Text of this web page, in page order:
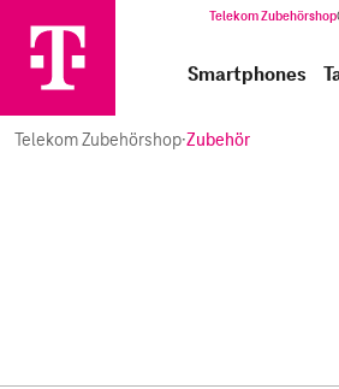
Telekom Zubehörshop
Smartphones
Telekom Zubehörshop·Zubehör